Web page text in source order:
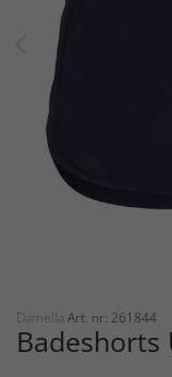
Damella Art. nr: 261844
Badeshorts